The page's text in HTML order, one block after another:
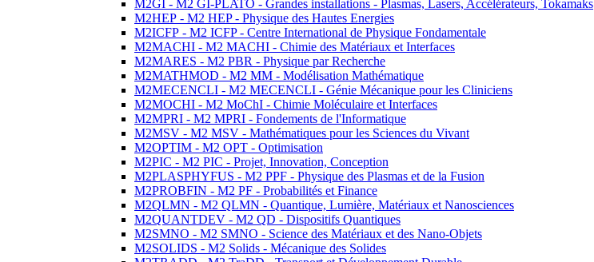
M2GI - M2 GI-PLATO - Grandes installations - Plasmas, Lasers, Accélérateurs, Tokamaks
M2HEP - M2 HEP - Physique des Hautes Energies
M2ICFP - M2 ICFP - Centre International de Physique Fondamentale
M2MACHI - M2 MACHI - Chimie des Matériaux et Interfaces
M2MARES - M2 PBR - Physique par Recherche
M2MATHMOD - M2 MM - Modélisation Mathématique
M2MECENCLI - M2 MECENCLI - Génie Mécanique pour les Cliniciens
M2MOCHI - M2 MoChI - Chimie Moléculaire et Interfaces
M2MPRI - M2 MPRI - Fondements de l'Informatique
M2MSV - M2 MSV - Mathématiques pour les Sciences du Vivant
M2OPTIM - M2 OPT - Optimisation
M2PIC - M2 PIC - Projet, Innovation, Conception
M2PLASPHYFUS - M2 PPF - Physique des Plasmas et de la Fusion
M2PROBFIN - M2 PF - Probabilités et Finance
M2QLMN - M2 QLMN - Quantique, Lumière, Matériaux et Nanosciences
M2QUANTDEV - M2 QD - Dispositifs Quantiques
M2SMNO - M2 SMNO - Science des Matériaux et des Nano-Objets
M2SOLIDS - M2 Solids - Mécanique des Solides